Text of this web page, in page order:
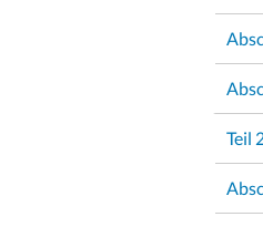
Teil